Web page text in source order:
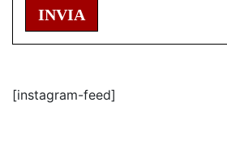
INVIA
[instagram-feed]